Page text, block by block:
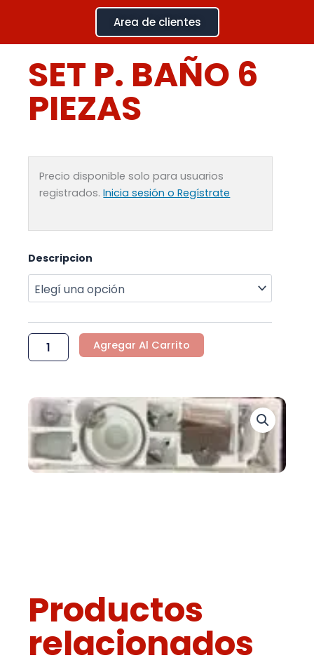
contenido
Area de clientes
SET P. BAÑO 6
PIEZAS
Precio disponible solo para usuarios
registrados.Inicia sesión o Regístrate
Descripcion
SET
BAÑO
cantidad
Agregar Al Carrito
Productos
relacionados